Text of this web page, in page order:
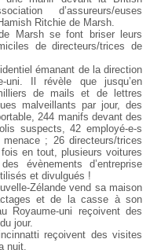
d’assureurs/euses
Ritchie de Marsh.
Marsh se font briser leurs
de directeurs/trices de
émanant de la direction
Il révèle que jusqu’en
de mails et de lettres
malveillants par jour, des
244 manifs devant des
suspects, 42 employé-e-s
; 26 directeurs/trices
en tout, plusieurs voitures
évènements d’entreprise
et divulgués !
Zélande vend sa maison
et de la casse à son
Royaume-uni reçoivent des
jour.
reçoivent des visites
nuit.